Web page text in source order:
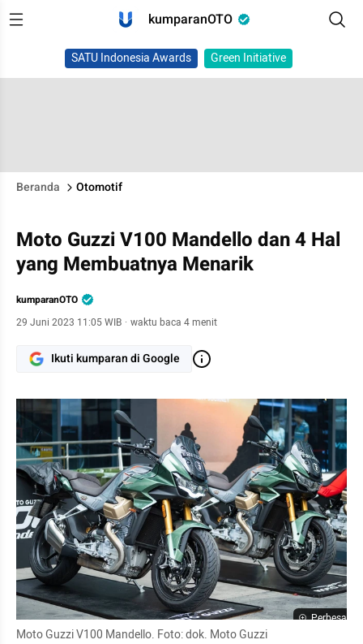
kumparanOTO
SATU Indonesia Awards Green Initiative
Beranda Otomotif
Moto Guzzi V100 Mandello dan 4 Hal
yang Membuatnya Menarik
kumparanOTO
29 Juni 2023 11:05 WIB · waktu baca 4 menit
Ikuti kumparan di Google
Perbesar
Moto Guzzi V100 Mandello. Foto: dok. Moto Guzzi